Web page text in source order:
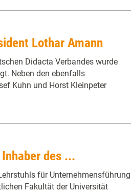
Lothar Amann
Didacta Verbandes wurde
Neben den ebenfalls
Kuhn und Horst Kleinpeter
des ...
für Unternehmensführung
Fakultät der Universität